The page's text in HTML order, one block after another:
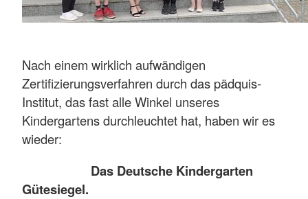
Nach einem wirklich aufwändigen
Zertifizierungsverfahren durch das pädquis-
Institut, das fast alle Winkel unseres
Kindergartens durchleuchtet hat, haben wir es
wieder:
Das Deutsche Kindergarten
Gütesiegel.